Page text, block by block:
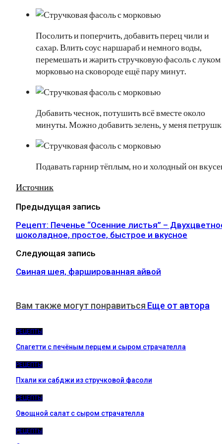
Посолить и поперчить, добавить перец чили и
сахар. Влить соус наршараб и немного воды,
перемешать и жарить стручковую фасоль с
морковью на сковороде ещё пару минут.
Добавить чеснок, потушить всё вместе около
минуты. Можно добавить зелень, у меня
Подавать гарнир тёплым, но и холодный он
Источник
Предыдущая запись
Рецепт: Печенье “Осенние листья” –
шоколадное, простое, быстрое и вкусное
Следующая запись
Свиная шея, фаршированная айвой
Вам также могут понравиться Еще от автора
РЕЦЕПТЫ
Спагетти с печёным перцем и сыром страчателла
РЕЦЕПТЫ
Пхали ки сабджи из стручковой фасоли
РЕЦЕПТЫ
Овощной салат с сыром страчателла
РЕЦЕПТЫ